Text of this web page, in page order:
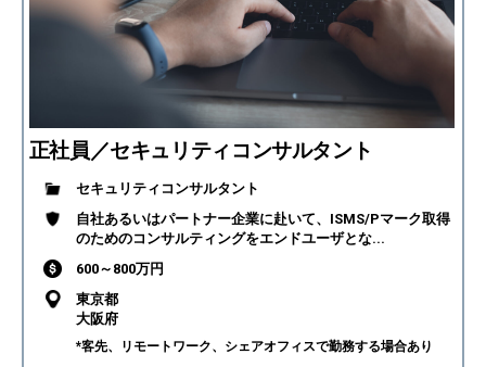
正社員／セキュリティコンサルタント
セキュリティコンサルタント
自社あるいはパートナー企業に赴いて、ISMS/Pマーク取得
のためのコンサルティングをエンドユーザとな...
600～800万円
東京都
大阪府
*客先、リモートワーク、シェアオフィスで勤務する場合あり